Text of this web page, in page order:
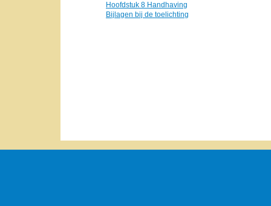
Hoofdstuk 8 Handhaving
Bijlagen bij de toelichting